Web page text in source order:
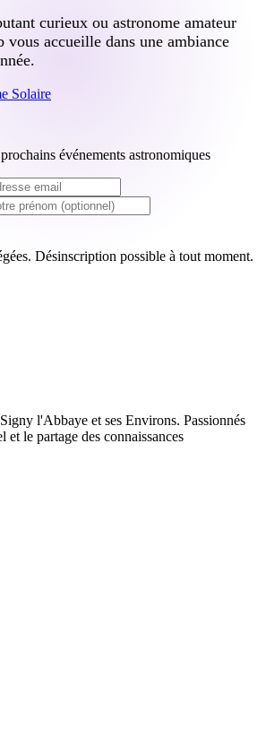
curieux ou astronome amateur
accueille dans une ambiance
Solaire
événements astronomiques
Désinscription possible à tout moment.
l'Abbaye et ses Environs. Passionnés
le partage des connaissances